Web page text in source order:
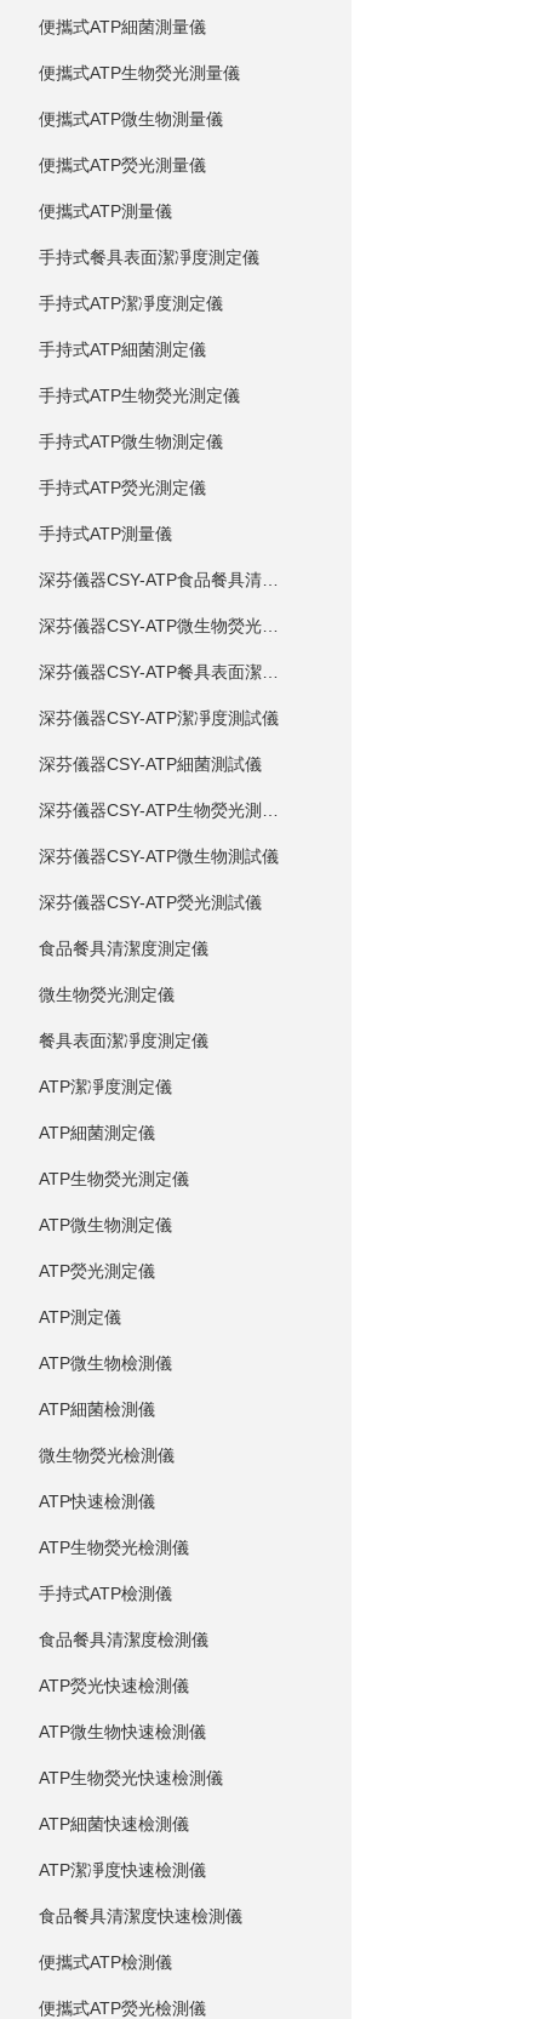
便攜式ATP細菌測量儀
便攜式ATP生物熒光測量儀
便攜式ATP微生物測量儀
便攜式ATP熒光測量儀
便攜式ATP測量儀
手持式餐具表面潔凈度測定儀
手持式ATP潔凈度測定儀
手持式ATP細菌測定儀
手持式ATP生物熒光測定儀
手持式ATP微生物測定儀
手持式ATP熒光測定儀
手持式ATP測量儀
深芬儀器CSY-ATP潔凈度測試儀
深芬儀器CSY-ATP細菌測試儀
深芬儀器CSY-ATP微生物測試儀
深芬儀器CSY-ATP熒光測試儀
食品餐具清潔度測定儀
微生物熒光測定儀
餐具表面潔凈度測定儀
ATP潔凈度測定儀
ATP細菌測定儀
ATP生物熒光測定儀
ATP微生物測定儀
ATP熒光測定儀
ATP測定儀
ATP微生物檢測儀
ATP細菌檢測儀
微生物熒光檢測儀
ATP快速檢測儀
ATP生物熒光檢測儀
手持式ATP檢測儀
食品餐具清潔度檢測儀
ATP熒光快速檢測儀
ATP微生物快速檢測儀
ATP生物熒光快速檢測儀
ATP細菌快速檢測儀
ATP潔凈度快速檢測儀
食品餐具清潔度快速檢測儀
便攜式ATP檢測儀
便攜式ATP熒光檢測儀